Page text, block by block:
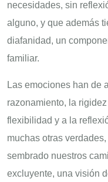
necesidades, sin
alguno, y que además
diafanidad, un
familiar.
Las emociones han de
razonamiento, la
flexibilidad y a la
muchas otras
sembrado nuestros
excluyente, una visión